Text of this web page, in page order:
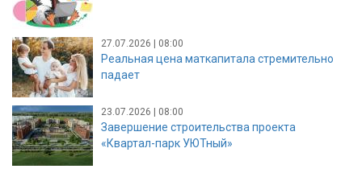
27.07.2026 | 08:00
Реальная цена маткапитала стремительно
падает
23.07.2026 | 08:00
Завершение строительства проекта
«Квартал-парк УЮТный»